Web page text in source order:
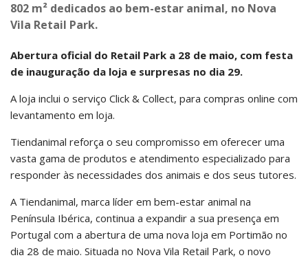
802 m² dedicados ao bem-estar animal, no Nova
Vila Retail Park.
Abertura oficial do Retail Park a 28 de maio, com festa
de inauguração da loja e surpresas no dia 29.
A loja inclui o serviço Click & Collect, para compras online com
levantamento em loja.
Tiendanimal reforça o seu compromisso em oferecer uma
vasta gama de produtos e atendimento especializado para
responder às necessidades dos animais e dos seus tutores.
A Tiendanimal, marca líder em bem-estar animal na
Península Ibérica, continua a expandir a sua presença em
Portugal com a abertura de uma nova loja em Portimão no
dia 28 de maio. Situada no Nova Vila Retail Park, o novo